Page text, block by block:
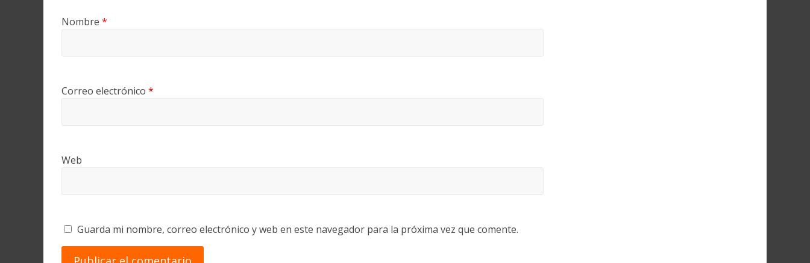
Nombre *
Correo electrónico *
Web
Guarda mi nombre, correo electrónico y web en este navegador para la próxima vez que comente.